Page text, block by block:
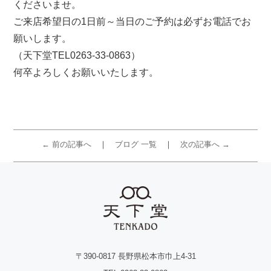
くださいませ。
ご来店希望日の1日前～当日のご予約は必ずお電話でお
願いします。
（天下堂TEL0263-33-0863）
何卒よろしくお願いいたします。
← 前の記事へ ブログ 一覧 次の記事へ →
〒390-0817 長野県松本市巾上4-31